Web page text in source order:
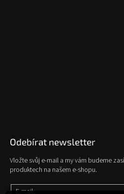
Odebírat newsletter
Vložte svůj e-mail a my vám budeme
produktech na našem e-shopu.
E-mail